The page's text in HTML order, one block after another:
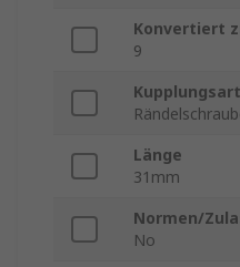
Konvertiert
9
Kupplungsart
Länge
31mm
Normen/
No